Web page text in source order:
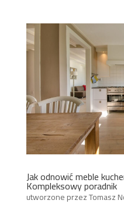
Jak odnowić meble
Kompleksowy poradnik
utworzone przezTomasz